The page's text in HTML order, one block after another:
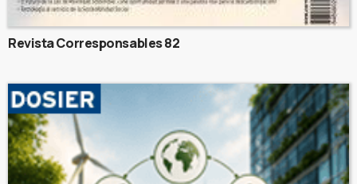
Revista Corresponsables 82